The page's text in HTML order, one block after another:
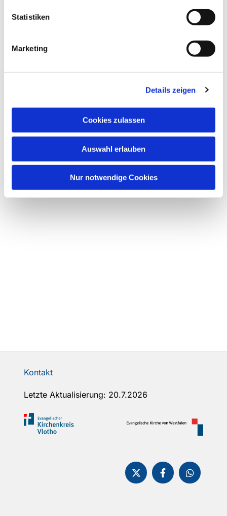
Statistiken
Marketing
Details zeigen
Cookies zulassen
Auswahl erlauben
Nur notwendige Cookies
Dies könnte Sie auch
Kontakt
Letzte Aktualisierung: 20.7.2026